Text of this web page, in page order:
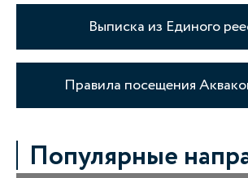
Выписка из Единого
Правила посещения
Популярные